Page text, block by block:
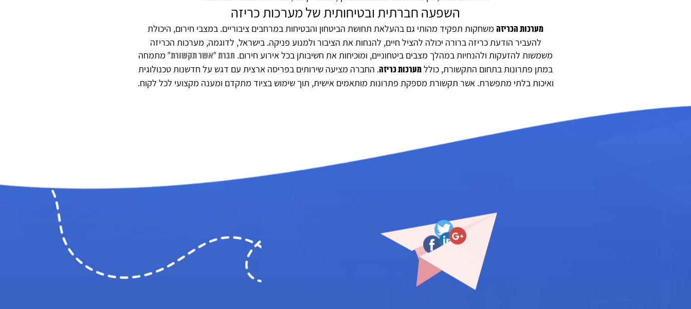
השפעה חברתית ובטיחותית של מערכות כריזה
מערכות הכריזה משחקות תפקיד מהותי גם בהעלאת תחושת הביטחון והבטיחות במרחבים ציבוריים. במצבי חירום, היכולת
להעביר הודעת כריזה ברורה יכולה להציל חיים, להנחות את הציבור ולמנוע פניקה. בישראל, לדוגמה, מערכות הכריזה
משמשות להזעקות ולהנחיות במהלך מצבים ביטחוניים, ומוכיחות את חשיבותן בכל אירוע חירום. חברת "אשר תקשורת" מתמחה
במתן פתרונות בתחום התקשורת, כוללמערכות כריזה. החברה מציעה שירותים בפריסה ארצית עם דגש על חדשנות טכנולוגית
ואיכות בלתי מתפשרת. אשר תקשורת מספקת פתרונות מותאמים אישית, תוך שימוש בציוד מתקדם ומענה מקצועי לכל לקוח.